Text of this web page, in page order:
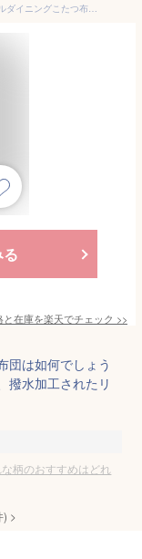
こたつ布団 長方形 省スペース はっ水リバーシブルダイニングこたつ布団 〔モルフダイニング〕 105x80cmこたつ用（267x242） 撥水 洗える ハイタイプ こたつ用掛け布団 awcp
と在庫を楽天でチェック >>
団は如何でしょう
撥水加工されたリ
柄のおすすめはどれ
) >